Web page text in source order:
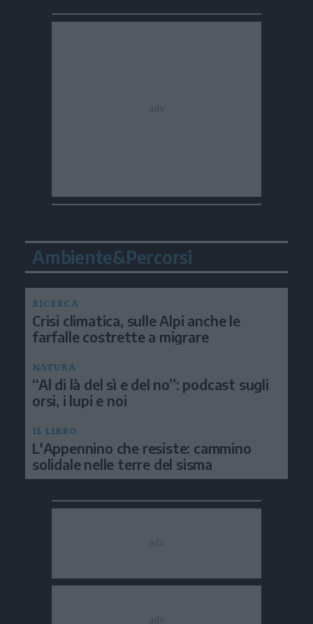
Ambiente&Percorsi
RICERCA
Crisi climatica, sulle Alpi anche le
farfalle costrette a migrare
NATURA
“Al di là del sì e del no”: podcast sugli
orsi, i lupi e noi
IL LIBRO
L'Appennino che resiste: cammino
solidale nelle terre del sisma